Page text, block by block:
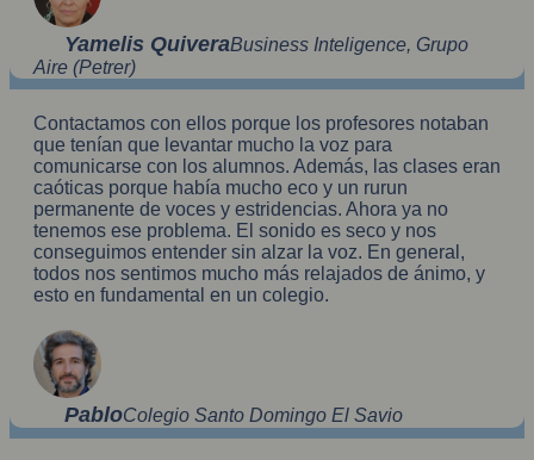
Yamelis QuiveraBusiness Inteligence, Grupo
Aire (Petrer)
Contactamos con ellos porque los profesores notaban
que tenían que levantar mucho la voz para
comunicarse con los alumnos. Además, las clases eran
caóticas porque había mucho eco y un rurun
permanente de voces y estridencias. Ahora ya no
tenemos ese problema. El sonido es seco y nos
conseguimos entender sin alzar la voz. En general,
todos nos sentimos mucho más relajados de ánimo, y
esto en fundamental en un colegio.
PabloColegio Santo Domingo El Savio